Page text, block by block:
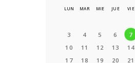
LUN MAR MIE JUE VIE
3
4 5 6 7
10
11 12 13 14
17
18 19 20 21